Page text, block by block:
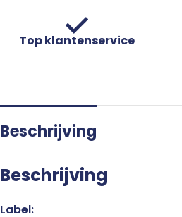
Top klantenservice
Beschrijving
Beschrijving
Label: